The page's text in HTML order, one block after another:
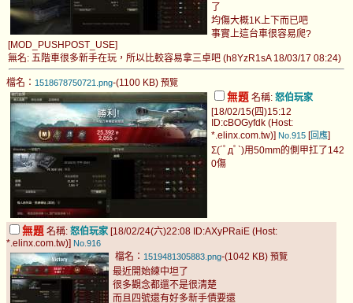
了
均傷大概1K上下而已吧
事實上這台車很容易爬?
[MOD_PUSHPOST_USE]
無名: 五階車很多新手在玩，所以比較容易拿三卓吧 (h8YzR1sA 18/03/17 08:24)
檔名： 1518678750721.png-(1100 KB) 預覽
無題 名稱: 怒伯玩家
[18/02/15(四)15:12
ID:cBOGyfdk (Host:
*.elinx.com.tw)] No.915 [回應]
Σ(´ﾟдﾟ`)用50mm的側甲扛了142
0傷
無題 名稱: 怒伯玩家 [18/02/24(六)22:08 ID:AXyPRaiE (Host:
*.elinx.com.tw)] No.916
檔名： 1519481305883.png-(1042 KB) 預覽
最近開始練中坦了
很多觀念都還不是很清楚
而且四號還有好多新手債要還